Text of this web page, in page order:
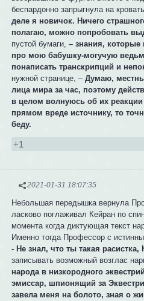
беспардонно запрыгнула на
деле я новичок. Ничего
полагаю, можно попробовать
пустой бумаги,– знания, которые
про мою бабушку-могучую
понаписать транскрипций и
нужной странице, –Думаю,
лица мира за час, поэтому
в целом волнуюсь об их реакции
прямом вреде источнику, то
беду.
+1
2021-01-31 18:07:35
Небольшая передышка вернула
ласково поглаживал Кейран по
момента когда диктующая текст
Именно тогда Профессор с
- Не знал, что ты такая расистка,
записывать возможный возглас
народа в низкородного
эмиссар, шпионящий за
завела меня на болото, зная о